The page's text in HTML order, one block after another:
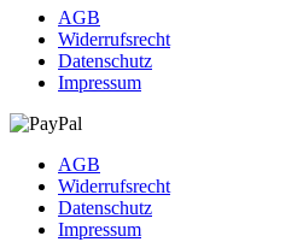
AGB
Widerrufsrecht
Datenschutz
Impressum
AGB
Widerrufsrecht
Datenschutz
Impressum